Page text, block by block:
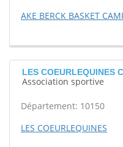
AKE BERCK BASKET
LES COEURLEQUINES
Association sportive
Département: 10150
LES COEURLEQUINES